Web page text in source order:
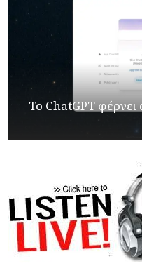
Το ChatGPT φέρνει